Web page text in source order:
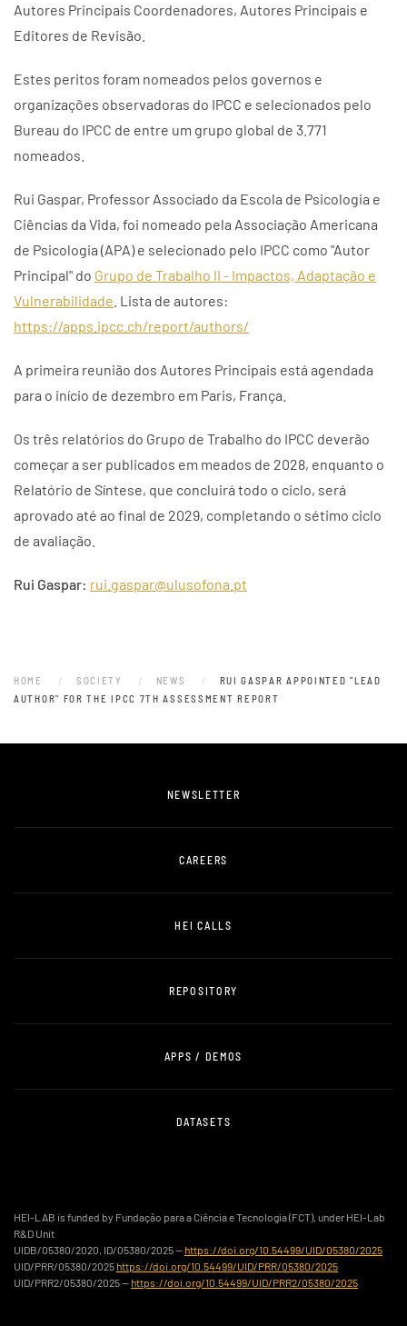
Autores Principais Coordenadores, Autores Principais e
Editores de Revisão.
Estes peritos foram nomeados pelos governos e
organizações observadoras do IPCC e selecionados pelo
Bureau do IPCC de entre um grupo global de 3.771
nomeados.
Rui Gaspar, Professor Associado da Escola de Psicologia e
Ciências da Vida, foi nomeado pela Associação Americana
de Psicologia (APA) e selecionado pelo IPCC como "Autor
Principal" do Grupo de Trabalho II - Impactos, Adaptação e
Vulnerabilidade . Lista de autores:
https://apps.ipcc.ch/report/authors/
A primeira reunião dos Autores Principais está agendada
para o início de dezembro em Paris, França.
Os três relatórios do Grupo de Trabalho do IPCC deverão
começar a ser publicados em meados de 2028, enquanto o
Relatório de Síntese, que concluirá todo o ciclo, será
aprovado até ao final de 2029, completando o sétimo ciclo
de avaliação.
Rui Gaspar: rui.gaspar@ulusofona.pt
HOME SOCIETY NEWS
RUI GASPAR APPOINTED "LEAD
AUTHOR" FOR THE IPCC 7TH ASSESSMENT REPORT
NEWSLETTER
CAREERS
HEI CALLS
REPOSITORY
APPS / DEMOS
DATASETS
HEI-LAB is funded by Fundação para a Ciência e Tecnologia (FCT), under HEI-Lab
R&D Unit
UIDB/05380/2020, ID/05380/2025 — https://doi.org/10.54499/UID/05380/2025
UID/PRR/05380/2025 https://doi.org/10.54499/UID/PRR/05380/2025
UID/PRR2/05380/2025 — https://doi.org/10.54499/UID/PRR2/05380/2025